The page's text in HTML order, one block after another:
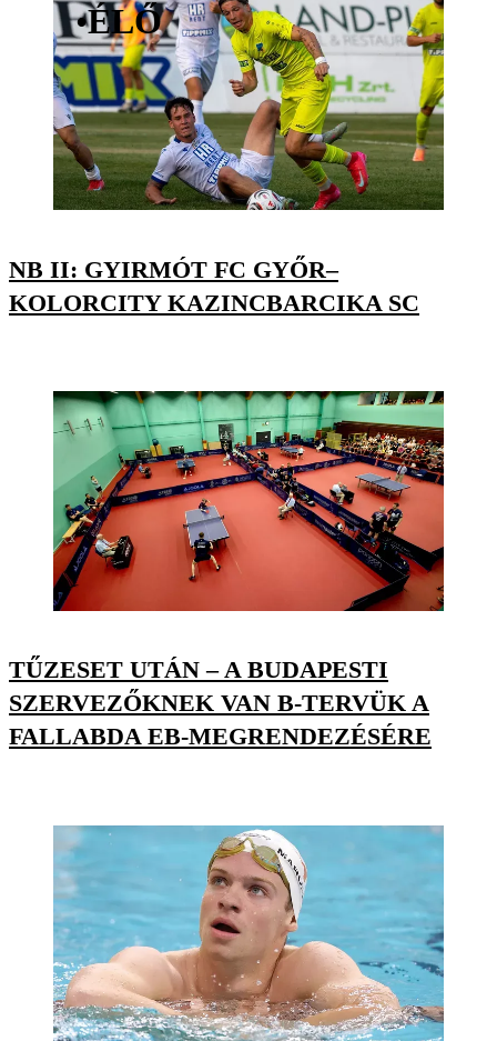
•ÉLŐ
NB II: GYIRMÓT FC GYŐR–
KOLORCITY KAZINCBARCIKA SC
TŰZESET UTÁN – A BUDAPESTI
SZERVEZŐKNEK VAN B-TERVÜK A
FALLABDA EB-MEGRENDEZÉSÉRE